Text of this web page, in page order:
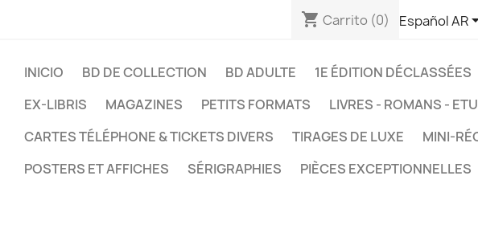
shopping_cart Carrito (0) Español AR
INICIO BD DE COLLECTION BD ADULTE 1E ÉDITION DÉCLASSÉES
EX-LIBRIS
MAGAZINES PETITS FORMATS LIVRES - ROMANS -
CARTES TÉLÉPHONE & TICKETS DIVERS
TIRAGES DE LUXE
MINI-
POSTERS ET AFFICHES
SÉRIGRAPHIES PIÈCES EXCEPTIONNELLES